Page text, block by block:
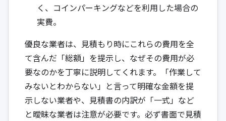
く、コインパーキングなどを利用した場合の
実費。
優良な業者は、見積もり時にこれらの費用を全
て含んだ「総額」を提示し、なぜその費用が必
要なのかを丁寧に説明してくれます。「作業して
みないとわからない」と言って明確な金額を提
示しない業者や、見積書の内訳が「一式」など
と曖昧な業者は注意が必要です。必ず書面で見積